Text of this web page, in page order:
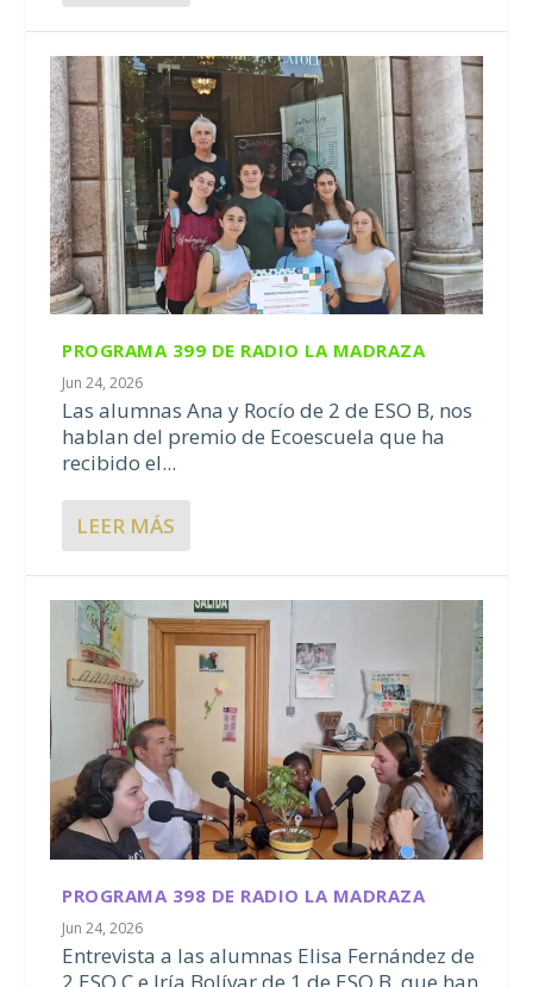
PROGRAMA 399 DE RADIO LA MADRAZA
Jun 24, 2026
Las alumnas Ana y Rocío de 2 de ESO B, nos
hablan del premio de Ecoescuela que ha
recibido el...
LEER MÁS
PROGRAMA 398 DE RADIO LA MADRAZA
Jun 24, 2026
Entrevista a las alumnas Elisa Fernández de